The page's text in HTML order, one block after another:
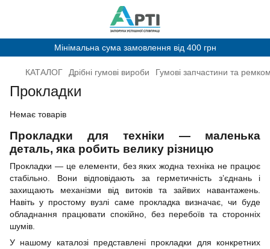
Мінімальна сума замовлення від 400 грн
КАТАЛОГ Дрібні гумові вироби Гумові запчастини та
Прокладки
Немає товарів
Прокладки для техніки — маленька
деталь, яка робить велику різницю
Прокладки — це елементи, без яких жодна техніка не працює
стабільно. Вони відповідають за герметичність з’єднань і
захищають механізми від витоків та зайвих навантажень.
Навіть у простому вузлі саме прокладка визначає, чи буде
обладнання працювати спокійно, без перебоїв та сторонніх
шумів.
У нашому каталозі представлені прокладки для конкретних